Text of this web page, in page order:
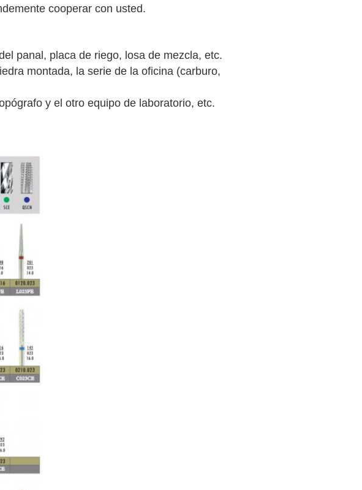
cooperar con usted.
panal, placa de riego, losa de mezcla, etc.
montada, la serie de la oficina (carburo,
y el otro equipo de laboratorio, etc.